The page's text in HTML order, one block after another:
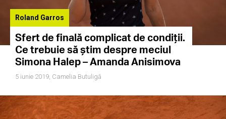
Roland Garros
Sfert de finală complicat de condiții.
Ce trebuie să știm despre meciul
Simona Halep – Amanda Anisimova
5 iunie 2019, Camelia Butuligă